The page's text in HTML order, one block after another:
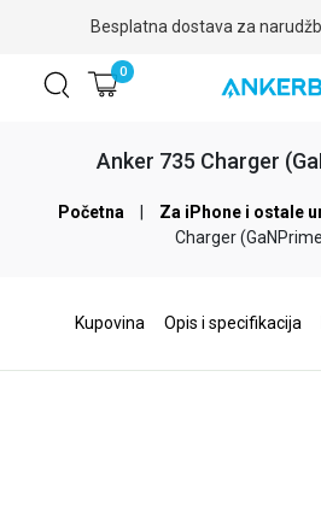
Garancija: 2-5
0
Anker 735 Charger
Početna Za iPhone i ostale
Charger
Kupovina Opis i specifikacija